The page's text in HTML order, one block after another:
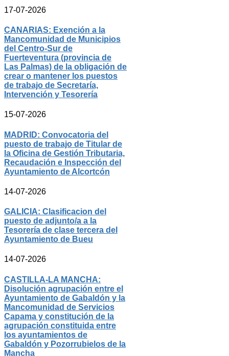
17-07-2026
CANARIAS: Exención a la
Mancomunidad de Municipios
del Centro-Sur de
Fuerteventura (provincia de
Las Palmas) de la obligación de
crear o mantener los puestos
de trabajo de Secretaría,
Intervención y Tesorería
15-07-2026
MADRID: Convocatoria del
puesto de trabajo de Titular de
la Oficina de Gestión Tributaria,
Recaudación e Inspección del
Ayuntamiento de Alcortcón
14-07-2026
GALICIA: Clasificacion del
puesto de adjunto/a a la
Tesorería de clase tercera del
Ayuntamiento de Bueu
14-07-2026
CASTILLA-LA MANCHA:
Disolución agrupación entre el
Ayuntamiento de Gabaldón y la
Mancomunidad de Servicios
Capama y constitución de la
agrupación constituida entre
los ayuntamientos de
Gabaldón y Pozorrubielos de la
Mancha